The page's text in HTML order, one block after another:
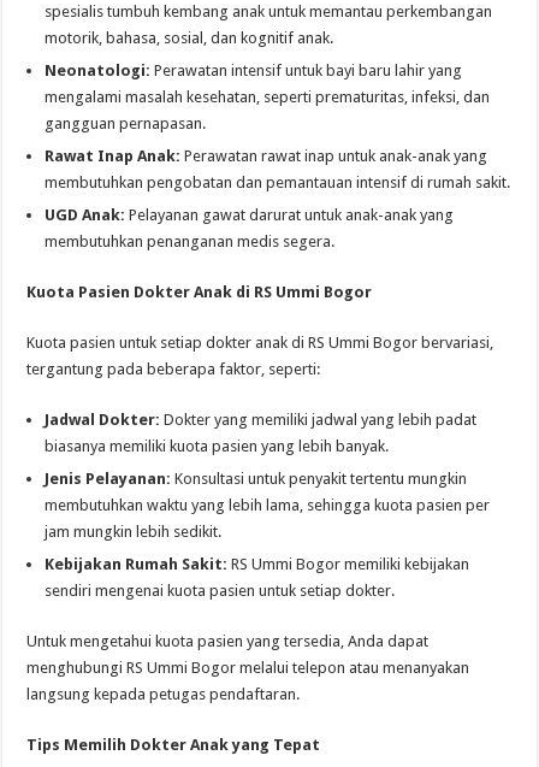
spesialis tumbuh kembang anak untuk memantau perkembangan
motorik, bahasa, sosial, dan kognitif anak.
Neonatologi: Perawatan intensif untuk bayi baru lahir yang
mengalami masalah kesehatan, seperti prematuritas, infeksi, dan
gangguan pernapasan.
Rawat Inap Anak: Perawatan rawat inap untuk anak-anak yang
membutuhkan pengobatan dan pemantauan intensif di rumah sakit.
UGD Anak: Pelayanan gawat darurat untuk anak-anak yang
membutuhkan penanganan medis segera.
Kuota Pasien Dokter Anak di RS Ummi Bogor
Kuota pasien untuk setiap dokter anak di RS Ummi Bogor bervariasi,
tergantung pada beberapa faktor, seperti:
Jadwal Dokter: Dokter yang memiliki jadwal yang lebih padat
biasanya memiliki kuota pasien yang lebih banyak.
Jenis Pelayanan: Konsultasi untuk penyakit tertentu mungkin
membutuhkan waktu yang lebih lama, sehingga kuota pasien per
jam mungkin lebih sedikit.
Kebijakan Rumah Sakit: RS Ummi Bogor memiliki kebijakan
sendiri mengenai kuota pasien untuk setiap dokter.
Untuk mengetahui kuota pasien yang tersedia, Anda dapat
menghubungi RS Ummi Bogor melalui telepon atau menanyakan
langsung kepada petugas pendaftaran.
Tips Memilih Dokter Anak yang Tepat